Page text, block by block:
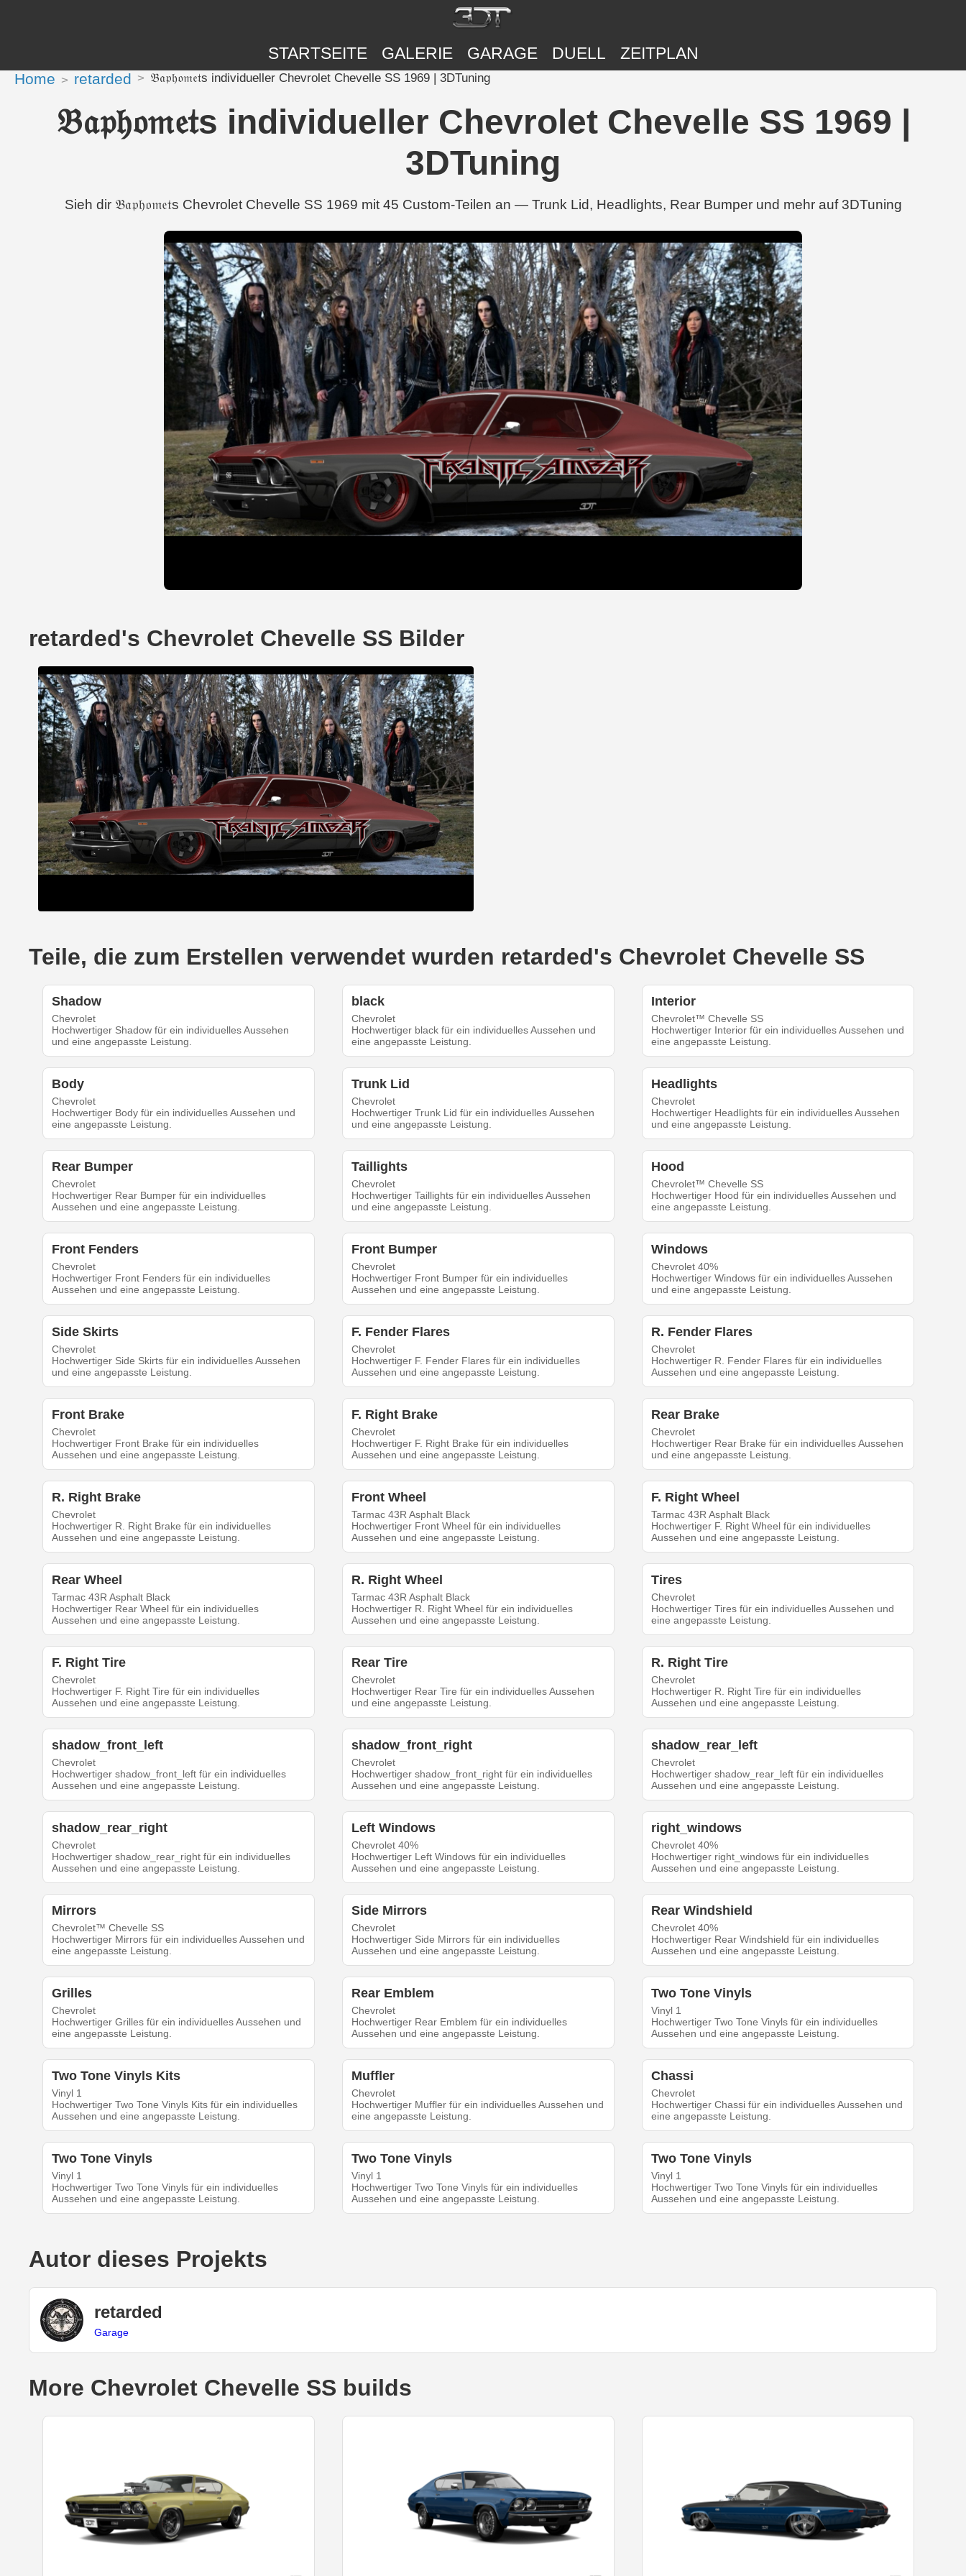
STARTSEITE GALERIE GARAGE DUELL ZEITPLAN
Home retarded 𝔅𝔞𝔭𝔥𝔬𝔪𝔢𝔱s individueller Chevrolet Chevelle SS 1969 | 3DTuning
𝔅𝔞𝔭𝔥𝔬𝔪𝔢𝔱s individueller Chevrolet Chevelle SS 1969 |
3DTuning
Sieh dir 𝔅𝔞𝔭𝔥𝔬𝔪𝔢𝔱s Chevrolet Chevelle SS 1969 mit 45 Custom-Teilen an — Trunk Lid, Headlights, Rear Bumper und mehr auf 3DTuning
retarded's Chevrolet Chevelle SS Bilder
Teile, die zum Erstellen verwendet wurden retarded's Chevrolet Chevelle SS
Shadow
Chevrolet
Hochwertiger Shadow für ein individuelles Aussehen
und eine angepasste Leistung.
black
Chevrolet
Hochwertiger black für ein individuelles Aussehen und
eine angepasste Leistung.
Interior
Chevrolet™ Chevelle SS
Hochwertiger Interior für ein individuelles Aussehen und
eine angepasste Leistung.
Body
Chevrolet
Hochwertiger Body für ein individuelles Aussehen und
eine angepasste Leistung.
Trunk Lid
Chevrolet
Hochwertiger Trunk Lid für ein individuelles Aussehen
und eine angepasste Leistung.
Headlights
Chevrolet
Hochwertiger Headlights für ein individuelles Aussehen
und eine angepasste Leistung.
Rear Bumper
Chevrolet
Hochwertiger Rear Bumper für ein individuelles
Aussehen und eine angepasste Leistung.
Taillights
Chevrolet
Hochwertiger Taillights für ein individuelles Aussehen
und eine angepasste Leistung.
Hood
Chevrolet™ Chevelle SS
Hochwertiger Hood für ein individuelles Aussehen und
eine angepasste Leistung.
Front Fenders
Chevrolet
Hochwertiger Front Fenders für ein individuelles
Aussehen und eine angepasste Leistung.
Front Bumper
Chevrolet
Hochwertiger Front Bumper für ein individuelles
Aussehen und eine angepasste Leistung.
Windows
Chevrolet 40%
Hochwertiger Windows für ein individuelles Aussehen
und eine angepasste Leistung.
Side Skirts
Chevrolet
Hochwertiger Side Skirts für ein individuelles Aussehen
und eine angepasste Leistung.
F. Fender Flares
Chevrolet
Hochwertiger F. Fender Flares für ein individuelles
Aussehen und eine angepasste Leistung.
R. Fender Flares
Chevrolet
Hochwertiger R. Fender Flares für ein individuelles
Aussehen und eine angepasste Leistung.
Front Brake
Chevrolet
Hochwertiger Front Brake für ein individuelles
Aussehen und eine angepasste Leistung.
F. Right Brake
Chevrolet
Hochwertiger F. Right Brake für ein individuelles
Aussehen und eine angepasste Leistung.
Rear Brake
Chevrolet
Hochwertiger Rear Brake für ein individuelles Aussehen
und eine angepasste Leistung.
R. Right Brake
Chevrolet
Hochwertiger R. Right Brake für ein individuelles
Aussehen und eine angepasste Leistung.
Front Wheel
Tarmac 43R Asphalt Black
Hochwertiger Front Wheel für ein individuelles
Aussehen und eine angepasste Leistung.
F. Right Wheel
Tarmac 43R Asphalt Black
Hochwertiger F. Right Wheel für ein individuelles
Aussehen und eine angepasste Leistung.
Rear Wheel
Tarmac 43R Asphalt Black
Hochwertiger Rear Wheel für ein individuelles
Aussehen und eine angepasste Leistung.
R. Right Wheel
Tarmac 43R Asphalt Black
Hochwertiger R. Right Wheel für ein individuelles
Aussehen und eine angepasste Leistung.
Tires
Chevrolet
Hochwertiger Tires für ein individuelles Aussehen und
eine angepasste Leistung.
F. Right Tire
Chevrolet
Hochwertiger F. Right Tire für ein individuelles
Aussehen und eine angepasste Leistung.
Rear Tire
Chevrolet
Hochwertiger Rear Tire für ein individuelles Aussehen
und eine angepasste Leistung.
R. Right Tire
Chevrolet
Hochwertiger R. Right Tire für ein individuelles
Aussehen und eine angepasste Leistung.
shadow_front_left
Chevrolet
Hochwertiger shadow_front_left für ein individuelles
Aussehen und eine angepasste Leistung.
shadow_front_right
Chevrolet
Hochwertiger shadow_front_right für ein individuelles
Aussehen und eine angepasste Leistung.
shadow_rear_left
Chevrolet
Hochwertiger shadow_rear_left für ein individuelles
Aussehen und eine angepasste Leistung.
shadow_rear_right
Chevrolet
Hochwertiger shadow_rear_right für ein individuelles
Aussehen und eine angepasste Leistung.
Left Windows
Chevrolet 40%
Hochwertiger Left Windows für ein individuelles
Aussehen und eine angepasste Leistung.
right_windows
Chevrolet 40%
Hochwertiger right_windows für ein individuelles
Aussehen und eine angepasste Leistung.
Mirrors
Chevrolet™ Chevelle SS
Hochwertiger Mirrors für ein individuelles Aussehen und
eine angepasste Leistung.
Side Mirrors
Chevrolet
Hochwertiger Side Mirrors für ein individuelles
Aussehen und eine angepasste Leistung.
Rear Windshield
Chevrolet 40%
Hochwertiger Rear Windshield für ein individuelles
Aussehen und eine angepasste Leistung.
Grilles
Chevrolet
Hochwertiger Grilles für ein individuelles Aussehen und
eine angepasste Leistung.
Rear Emblem
Chevrolet
Hochwertiger Rear Emblem für ein individuelles
Aussehen und eine angepasste Leistung.
Two Tone Vinyls
Vinyl 1
Hochwertiger Two Tone Vinyls für ein individuelles
Aussehen und eine angepasste Leistung.
Two Tone Vinyls Kits
Vinyl 1
Hochwertiger Two Tone Vinyls Kits für ein individuelles
Aussehen und eine angepasste Leistung.
Muffler
Chevrolet
Hochwertiger Muffler für ein individuelles Aussehen und
eine angepasste Leistung.
Chassi
Chevrolet
Hochwertiger Chassi für ein individuelles Aussehen und
eine angepasste Leistung.
Two Tone Vinyls
Vinyl 1
Hochwertiger Two Tone Vinyls für ein individuelles
Aussehen und eine angepasste Leistung.
Two Tone Vinyls
Vinyl 1
Hochwertiger Two Tone Vinyls für ein individuelles
Aussehen und eine angepasste Leistung.
Two Tone Vinyls
Vinyl 1
Hochwertiger Two Tone Vinyls für ein individuelles
Aussehen und eine angepasste Leistung.
Autor dieses Projekts
retarded
Garage
More Chevrolet Chevelle SS builds